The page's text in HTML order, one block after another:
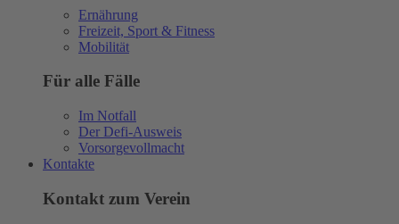
Ernährung
Freizeit, Sport & Fitness
Mobilität
Für alle Fälle
Im Notfall
Der Defi-Ausweis
Vorsorgevollmacht
Kontakte
Kontakt zum Verein